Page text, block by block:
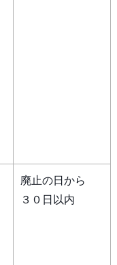
廃止の日から
３０日以内